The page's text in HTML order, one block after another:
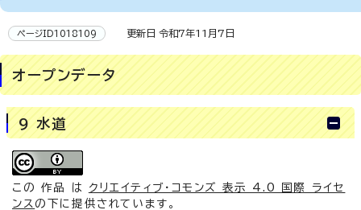
ページID1018109 更新日 令和7年11月7日
オープンデータ
9 水道
この 作品 は クリエイティブ・コモンズ 表示 4.0 国際 ライセ
ンス の下に提供されています。